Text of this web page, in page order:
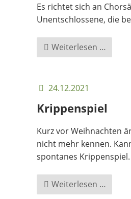
Es richtet sich an
Unentschlossene, die
Weiterlesen …
mit
der
2022
24.12.2021
Krippenspiel
Kurz vor Weihnachten
nicht mehr kennen.
spontanes Krippenspiel.
Weiterlesen …